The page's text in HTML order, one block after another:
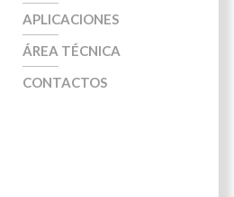
APLICACIONES
ÁREA TÉCNICA
CONTACTOS